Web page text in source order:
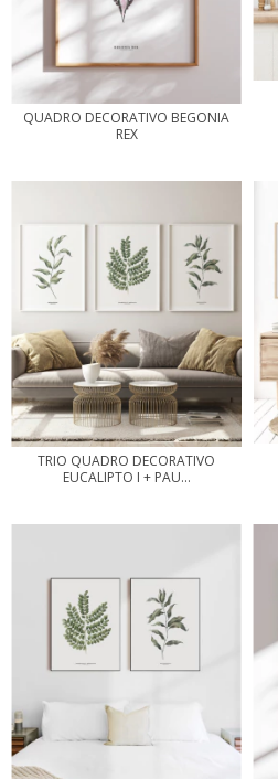
QUADRO DECORATIVO BEGONIA
REX
TRIO QUADRO DECORATIVO
EUCALIPTO I + PAU...